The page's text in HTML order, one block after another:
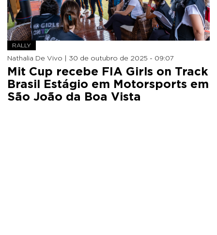
RALLY
Nathalia De Vivo | 30 de outubro de 2025 - 09:07
Mit Cup recebe FIA Girls on Track
Brasil Estágio em Motorsports em
São João da Boa Vista